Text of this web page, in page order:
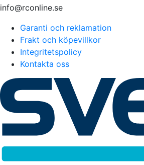
info@rconline.se
Garanti och reklamation
Frakt och köpevillkor
Integritetspolicy
Kontakta oss